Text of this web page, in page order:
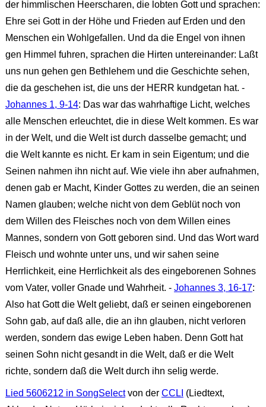
der himmlischen Heerscharen, die lobten Gott und sprachen:
Ehre sei Gott in der Höhe und Frieden auf Erden und den
Menschen ein Wohlgefallen. Und da die Engel von ihnen
gen Himmel fuhren, sprachen die Hirten untereinander: Laßt
uns nun gehen gen Bethlehem und die Geschichte sehen,
die da geschehen ist, die uns der HERR kundgetan hat. -
Johannes 1, 9-14: Das war das wahrhaftige Licht, welches
alle Menschen erleuchtet, die in diese Welt kommen. Es war
in der Welt, und die Welt ist durch dasselbe gemacht; und
die Welt kannte es nicht. Er kam in sein Eigentum; und die
Seinen nahmen ihn nicht auf. Wie viele ihn aber aufnahmen,
denen gab er Macht, Kinder Gottes zu werden, die an seinen
Namen glauben; welche nicht von dem Geblüt noch von
dem Willen des Fleisches noch von dem Willen eines
Mannes, sondern von Gott geboren sind. Und das Wort ward
Fleisch und wohnte unter uns, und wir sahen seine
Herrlichkeit, eine Herrlichkeit als des eingeborenen Sohnes
vom Vater, voller Gnade und Wahrheit. - Johannes 3, 16-17:
Also hat Gott die Welt geliebt, daß er seinen eingeborenen
Sohn gab, auf daß alle, die an ihn glauben, nicht verloren
werden, sondern das ewige Leben haben. Denn Gott hat
seinen Sohn nicht gesandt in die Welt, daß er die Welt
richte, sondern daß die Welt durch ihn selig werde.
Lied 5606212 in SongSelectvon der CCLI (Liedtext,